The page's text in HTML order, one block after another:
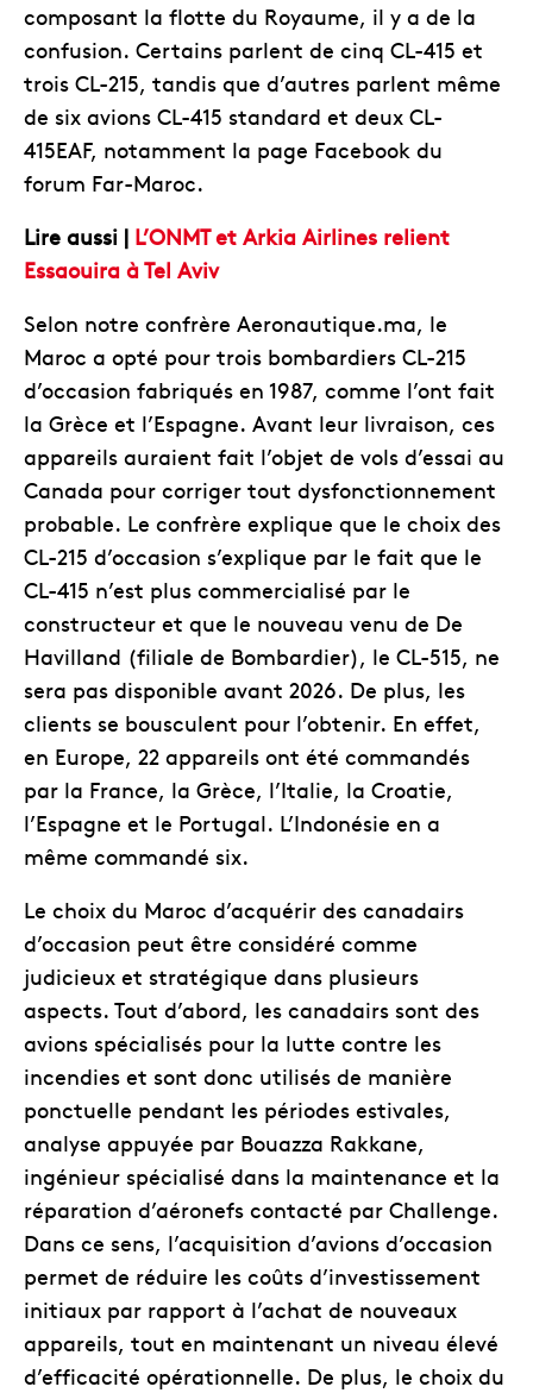
composant la flotte du Royaume, il y a de la
confusion. Certains parlent de cinq CL-415 et
trois CL-215, tandis que d’autres parlent même
de six avions CL-415 standard et deux CL-
415EAF, notamment la page Facebook du
forum Far-Maroc.
Lire aussi | L’ONMT et Arkia Airlines relient
Essaouira à Tel Aviv
Selon notre confrère Aeronautique.ma, le
Maroc a opté pour trois bombardiers CL-215
d’occasion fabriqués en 1987, comme l’ont fait
la Grèce et l’Espagne. Avant leur livraison, ces
appareils auraient fait l’objet de vols d’essai au
Canada pour corriger tout dysfonctionnement
probable. Le confrère explique que le choix des
CL-215 d’occasion s’explique par le fait que le
CL-415 n’est plus commercialisé par le
constructeur et que le nouveau venu de De
Havilland (filiale de Bombardier), le CL-515, ne
sera pas disponible avant 2026. De plus, les
clients se bousculent pour l’obtenir. En effet,
en Europe, 22 appareils ont été commandés
par la France, la Grèce, l’Italie, la Croatie,
l’Espagne et le Portugal. L’Indonésie en a
même commandé six.
Le choix du Maroc d’acquérir des canadairs
d’occasion peut être considéré comme
judicieux et stratégique dans plusieurs
aspects. Tout d’abord, les canadairs sont des
avions spécialisés pour la lutte contre les
incendies et sont donc utilisés de manière
ponctuelle pendant les périodes estivales,
analyse appuyée par Bouazza Rakkane,
ingénieur spécialisé dans la maintenance et la
réparation d’aéronefs contacté par Challenge.
Dans ce sens, l’acquisition d’avions d’occasion
permet de réduire les coûts d’investissement
initiaux par rapport à l’achat de nouveaux
appareils, tout en maintenant un niveau élevé
d’efficacité opérationnelle. De plus, le choix du